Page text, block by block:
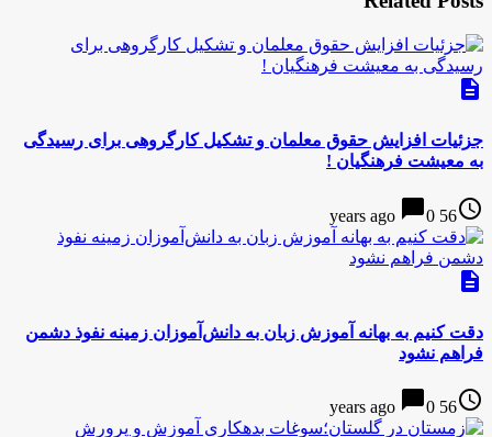
description
جزئیات افزایش حقوق معلمان و تشکیل کارگروهی برای رسیدگی
به معیشت فرهنگیان !
access_time
56 years ago
chat_bubble0
description
دقت کنیم به بهانه آموزش زبان به دانش‌آموزان زمینه نفوذ دشمن
فراهم نشود
access_time
56 years ago
chat_bubble0